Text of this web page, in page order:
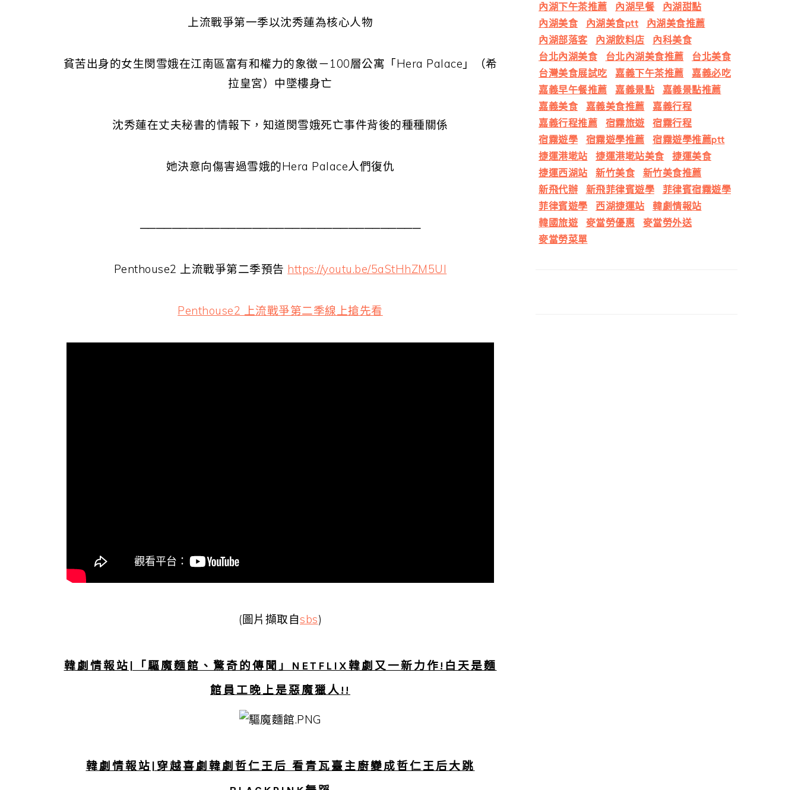
上流戰爭第一季以沈秀蓮為核心人物
貧苦出身的女生閔雪娥在江南區富有和權力的象徵－100層公寓「Hera Palace」（希
拉皇宮）中墜樓身亡
沈秀蓮在丈夫秘書的情報下，知道閔雪娥死亡事件背後的種種關係
她決意向傷害過雪娥的Hera Palace人們復仇
───────────────────────────────────
Penthouse2 上流戰爭第二季預告 https://youtu.be/5aStHhZM5UI
Penthouse2 上流戰爭第二季線上搶先看
(圖片擷取自sbs)
韓劇情報站|「驅魔麵館、驚奇的傳聞」NETFLIX韓劇又一新力作!白天是麵
館員工晚上是惡魔獵人!!
韓劇情報站|穿越喜劇韓劇哲仁王后 看青瓦臺主廚變成哲仁王后大跳
內湖下午茶推薦
內湖早餐
內湖甜點
內湖美食
內湖美食ptt
內湖美食推薦
內湖部落客
內湖飲料店
內科美食
台北內湖美食
台北內湖美食推薦
台北美食
台灣美食展試吃
嘉義下午茶推薦
嘉義必吃
嘉義早午餐推薦
嘉義景點
嘉義景點推薦
嘉義美食
嘉義美食推薦
嘉義行程
嘉義行程推薦
宿霧旅遊
宿霧行程
宿霧遊學
宿霧遊學推薦
宿霧遊學推薦ptt
捷運港墘站
捷運港墘站美食
捷運美食
捷運西湖站
新竹美食
新竹美食推薦
新飛代辦
新飛菲律賓遊學
菲律賓宿霧遊學
菲律賓遊學
西湖捷運站
韓劇情報站
韓國旅遊
麥當勞優惠
麥當勞外送
麥當勞菜單